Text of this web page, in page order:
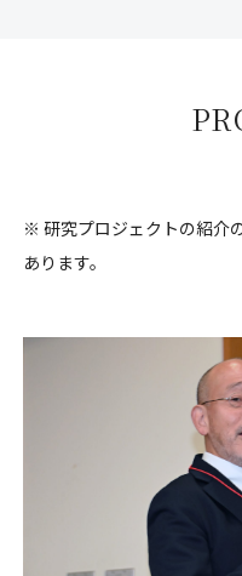
※ 研究プロジェクトの紹介
あります。